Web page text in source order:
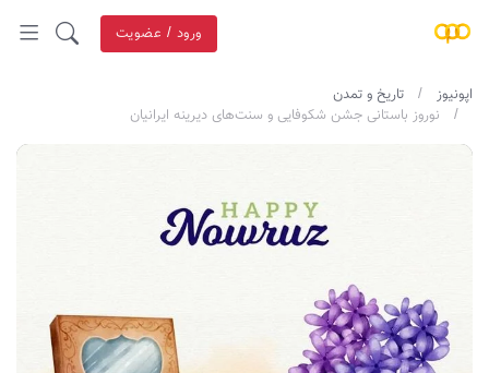
ورود / عضویت
اپونیوز
تاریخ و تمدن
نوروز باستانی جشن شکوفایی و سنت‌های دیرینه ایرانیان